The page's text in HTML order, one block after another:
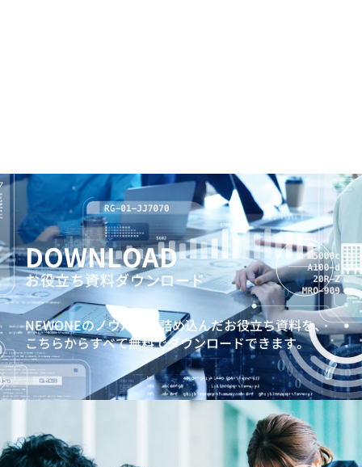
DOWNLOAD
お役立ち資料ダウンロード
NEWONEのノウハウを詰め込んだお役立ち資料を、
こちらからすべて無料でダウンロードできます。